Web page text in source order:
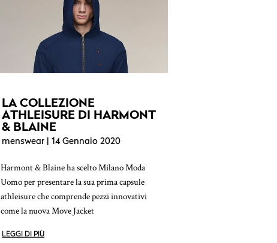
LA COLLEZIONE
ATHLEISURE DI HARMONT
& BLAINE
menswear | 14 Gennaio 2020
Harmont & Blaine ha scelto Milano Moda
Uomo per presentare la sua prima capsule
athleisure che comprende pezzi innovativi
come la nuova Move Jacket
LEGGI DI PIÙ